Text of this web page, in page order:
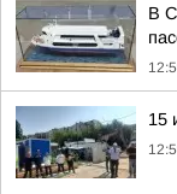
В
15